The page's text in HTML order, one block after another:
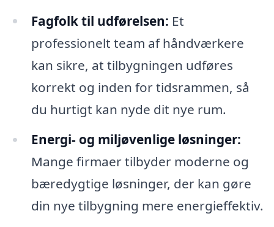
Fagfolk til udførelsen: Et
professionelt team af håndværkere
kan sikre, at tilbygningen udføres
korrekt og inden for tidsrammen, så
du hurtigt kan nyde dit nye rum.
Energi- og miljøvenlige løsninger:
Mange firmaer tilbyder moderne og
bæredygtige løsninger, der kan gøre
din nye tilbygning mere energieffektiv.